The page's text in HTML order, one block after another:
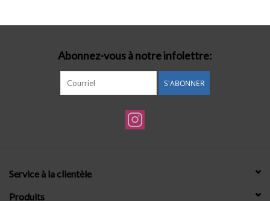
Abonnez-vous à notre infolettre:
S'ABONNER
Service à la clientèle
Produits